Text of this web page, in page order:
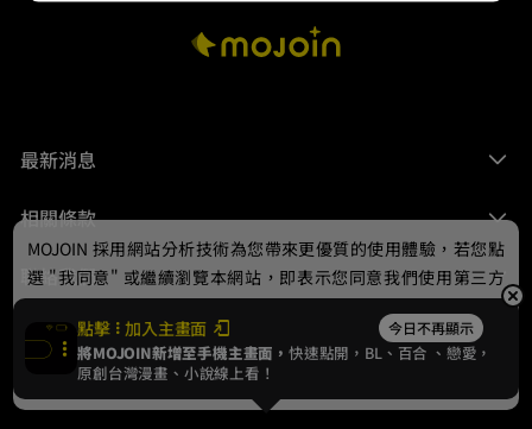
最新消息
相關條款
聯絡我們
© 2024 gamania Digital Entertainment Co., Ltd.
點擊 加入主畫面 今日不再顯示
將MOJOIN新增至手機主畫面，快速點開，BL、 百合 、戀愛，
原創台灣漫畫、小說線上看！
MOJOIN 採用網站分析技術為您帶來更優質的使用體驗，若您點
選 "我同意" 或繼續瀏覽本網站，即表示您同意我們使用第三方
Cookie，欲瞭解更多資訊請見隱私權政策。
我同意